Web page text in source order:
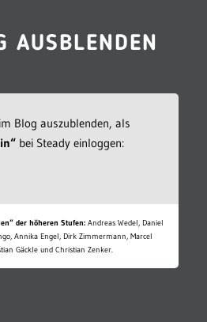
AUSBLENDEN
Blog auszublenden, als
bei Steady einloggen:
der höheren Stufen: Andreas Wedel, Daniel
Annika Engel, Dirk Zimmermann, Marcel
Gäckle und Christian Zenker.